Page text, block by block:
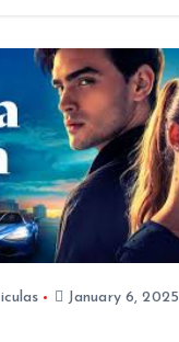
January 6, 2025